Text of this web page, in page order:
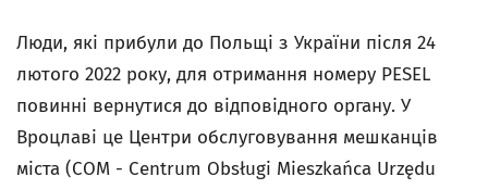
Люди, які прибули до Польщі з України після 24
лютого 2022 року, для отримання номеру PESEL
повинні вернутися до відповідного органу. У
Вроцлаві це Центри обслуговування мешканців
міста (COM - Centrum Obsługi Mieszkańca Urzędu